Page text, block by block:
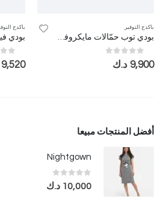
باكدج التوفير
0
out of 5
9,900 د.ك
باكدج
0
out of 5
9,520
أفضل المنتجات مبيعا
Nightgown
0
out of 5
10,000 د.ك